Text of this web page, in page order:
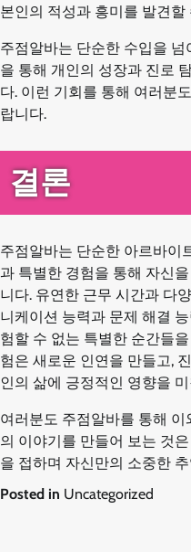
본인의 적성과 흥미를 발견
주점알바는 단순한 수입을 넘
을 통해 개인의 성장과 진로
다. 이런 기회를 통해 여러분
랍니다.
결론
주점알바는 단순한 아르바이
과 특별한 경험을 통해 자신
니다. 유연한 근무 시간과 다
니케이션 능력과 문제 해결
험할 수 없는 특별한 순간들
험은 새로운 인연을 만들고,
인의 삶에 긍정적인 영향을
여러분도 주점알바를 통해
의 이야기를 만들어 보는 것
을 접하며 자신만의 소중한
Posted in Uncategorized